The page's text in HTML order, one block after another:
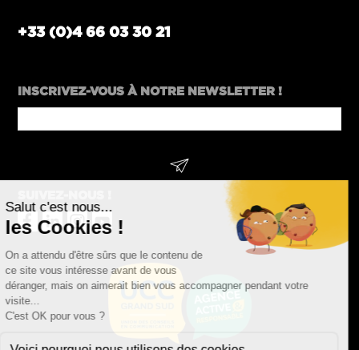
+33 (0)4 66 03 30 21
INSCRIVEZ-VOUS À NOTRE NEWSLETTER !
URL *